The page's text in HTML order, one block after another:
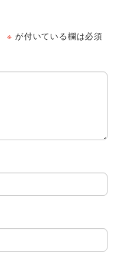
※ が付いている欄は必須